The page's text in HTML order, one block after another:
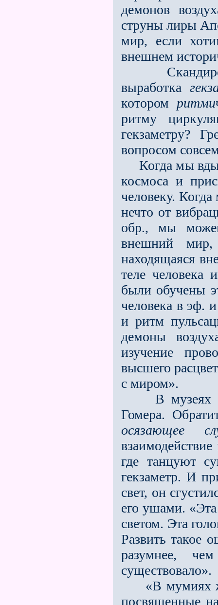
демонов
струны лиры
мир, если
внешнем
выработка
котором
ритму
гекзаметру?
вопросом
Когда мы
космоса и
человеку.
нечто от
обр., мы
внешний
находящаяся
теле человека
были обучены
человека в эф.
и ритм
демоны
изучение
высшего
с миром».
В музеях
Гомера.
осязающее
где танцуют
гекзаметр. И
свет, он
его ушами.
светом. Эта
Развить такое
разумнее,
существовало».
«В мумиях
посвященные